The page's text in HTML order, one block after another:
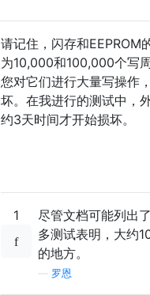
请记住，闪存和EEPROM
为10,000和100,000个写
您对它们进行大量写操作
坏。在我进行的测试中，
约3天时间才开始损坏。
1
尽管文档可能列出
多测试表明，大约
的地方。
罗恩